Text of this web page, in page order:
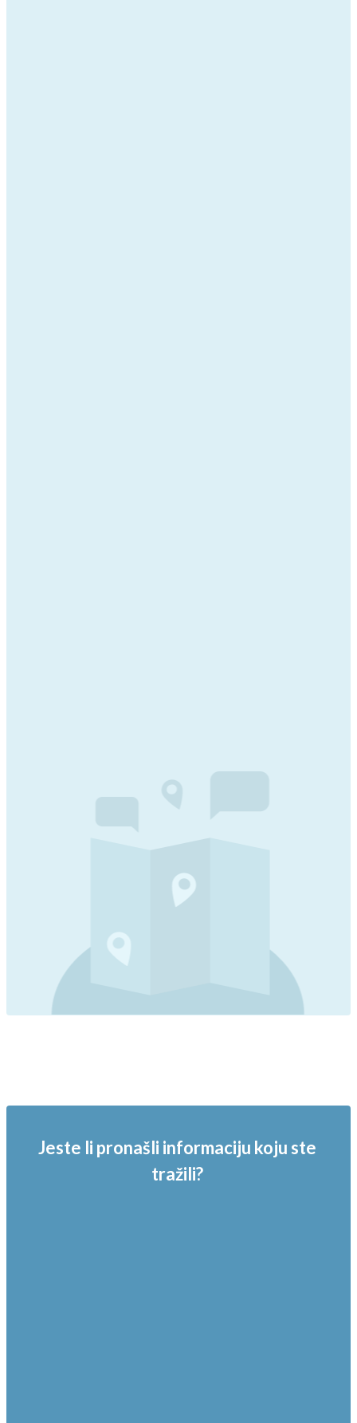
Jeste li pronašli informaciju koju ste
tražili?